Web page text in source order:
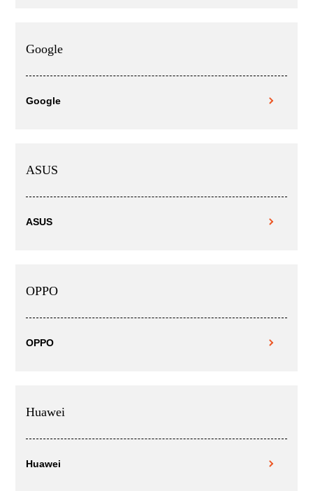
Google
Google
ASUS
ASUS
OPPO
OPPO
Huawei
Huawei